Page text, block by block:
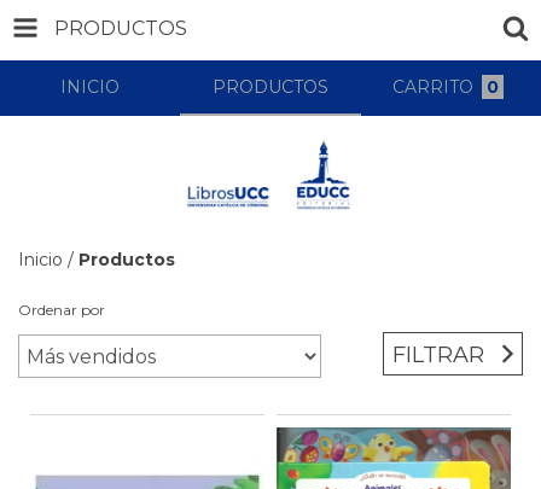
PRODUCTOS
INICIO PRODUCTOS CARRITO 0
Inicio / Productos
Ordenar por
FILTRAR